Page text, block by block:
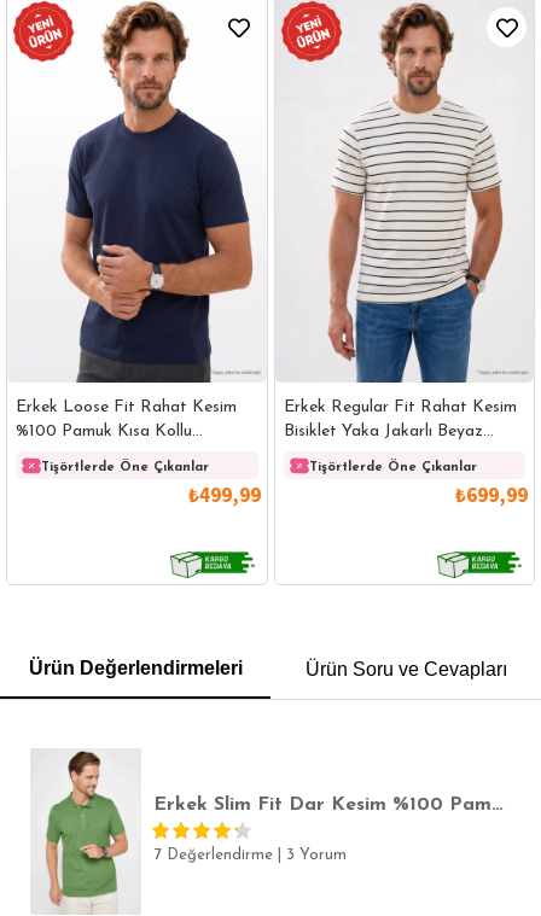
Erkek Loose Fit Rahat Kesim
%100 Pamuk Kısa Kollu
Lacivert Bisiklet Yaka Tişört
Tişörtlerde Öne Çıkanlar
₺499,99
Erkek Regular Fit Rahat Kesim
Bisiklet Yaka Jakarlı Beyaz
Üzeri Siyah Çizgili Tişört
Tişörtlerde Öne Çıkanlar
₺699,99
POLO YAKA T-SHIRT KEMER BOXER
Ürün Değerlendirmeleri Ürün Soru ve Cevapları
Erkek Slim Fit Dar Kesim %100 Pamuk Düz Pike Yeşil Polo Yaka Tişört
7 Değerlendirme 3 Yorum